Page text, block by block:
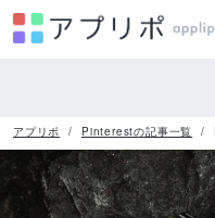
アプリポ Pinterestの記事一覧